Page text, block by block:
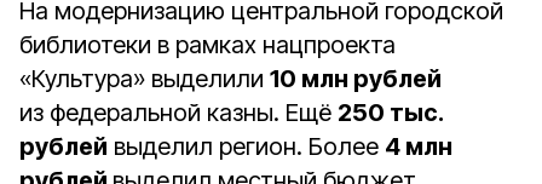
На модернизацию центральной городской
библиотеки в рамках нацпроекта
«Культура» выделили 10 млн рублей
из федеральной казны. Ещё 250 тыс.
рублей выделил регион. Более 4 млн